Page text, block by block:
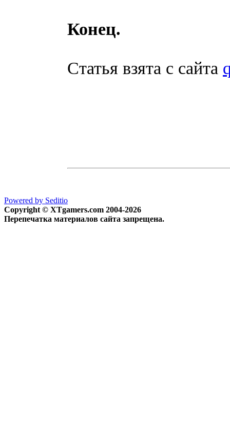
Конец.
Статья взята с сайта
Powered by Seditio
Copyright © XTgamers.com 2004-2026
Перепечатка материалов сайта запрещена.